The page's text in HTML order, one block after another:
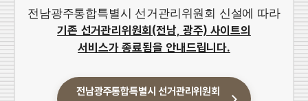
전남광주통합특별시 선거관리위원회 신설에 따라
기존 선거관리위원회(전남, 광주) 사이트의
서비스가 종료됨을 안내드립니다.
전남광주통합특별시 선거관리위원회